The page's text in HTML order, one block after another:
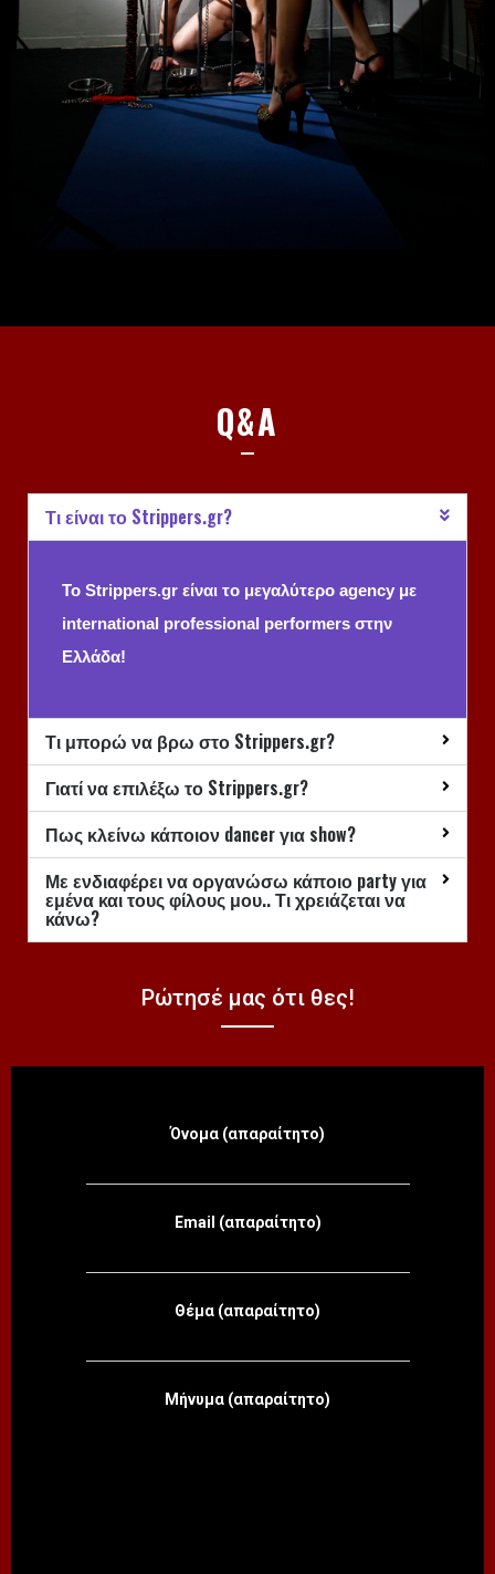
Q&A
Τι είναι το Strippers.gr?
To Strippers.gr είναι το μεγαλύτερο agency με
international professional performers στην
Ελλάδα!
Τι μπορώ να βρω στο Strippers.gr?
Γιατί να επιλέξω το Strippers.gr?
Πως κλείνω κάποιον dancer για show?
Με ενδιαφέρει να οργανώσω κάποιο party για
εμένα και τους φίλους μου.. Τι χρειάζεται να
κάνω?
Ρώτησέ μας ότι θες!
Όνομα (απαραίτητο)
Email (απαραίτητο)
Θέμα (απαραίτητο)
Μήνυμα (απαραίτητο)